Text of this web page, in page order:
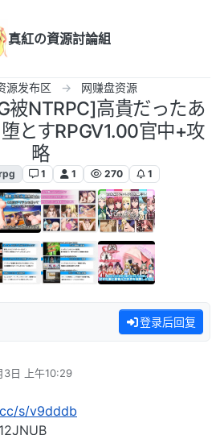
真紅の資源討論組
源发布区 网赚盘资源
被NTRPC]高貴だったあ
とすRPGV1.00官中+攻
略
1 1 270 1
登录后回复
3日 上午10:29
s/v9dddb